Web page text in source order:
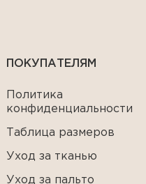
ПОКУПАТЕЛЯМ
Политика
конфиденциальности
Таблица размеров
Уход за тканью
Уход за пальто